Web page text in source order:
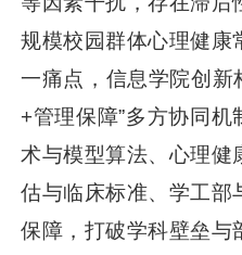
规模校园群体心理健康
一痛点，信息学院创新
+管理保障”多方协同
术与模型算法、心理健
估与临床标准、学工部
保障，打破学科壁垒与